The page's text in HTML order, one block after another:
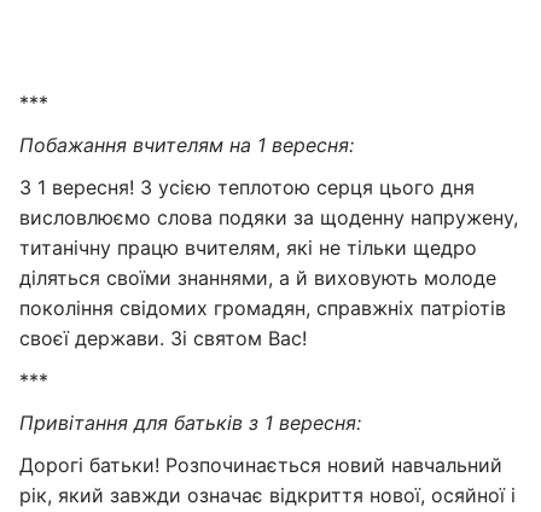
***
Побажання вчителям на 1 вересня:
З 1 вересня! З усією теплотою серця цього дня
висловлюємо слова подяки за щоденну напружену,
титанічну працю вчителям, які не тільки щедро
діляться своїми знаннями, а й виховують молоде
покоління свідомих громадян, справжніх патріотів
своєї держави. Зі святом Вас!
***
Привітання для батьків з 1 вересня:
Дорогі батьки! Розпочинається новий навчальний
рік, який завжди означає відкриття нової, осяйної і